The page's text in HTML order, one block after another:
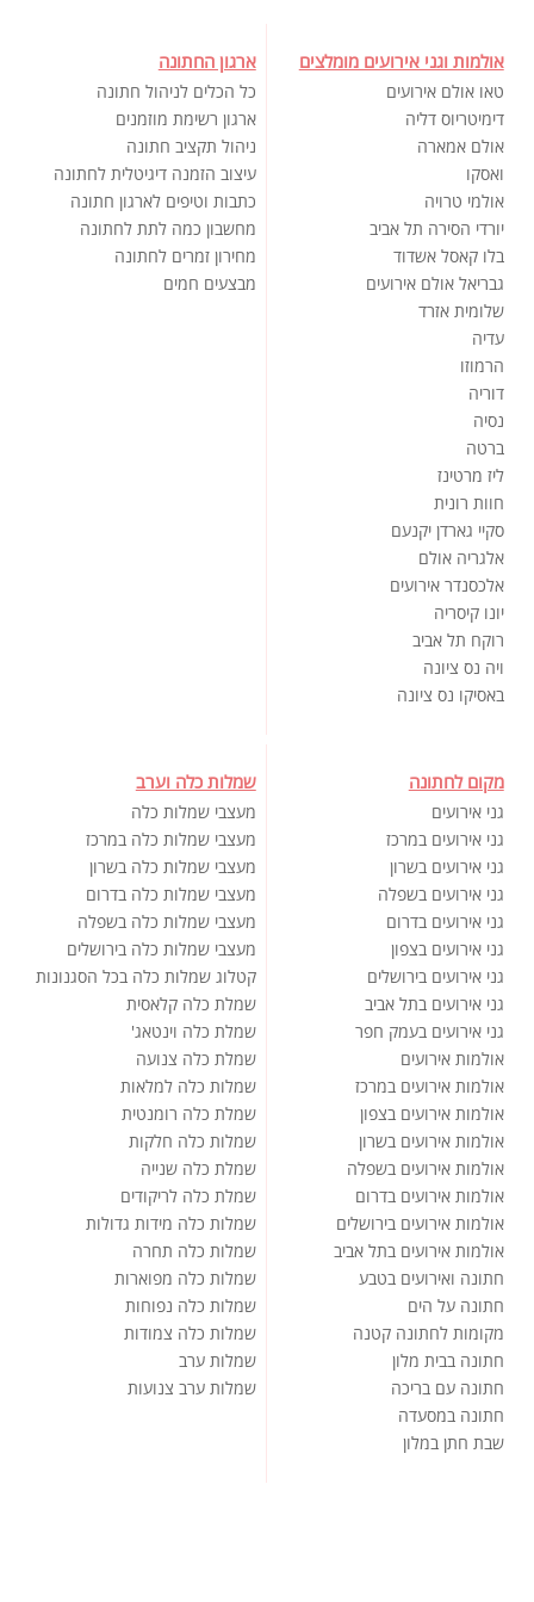
אולמות וגני אירועים מומלצים
טאו אולם אירועים
דימיטריוס דליה
אולם אמארה
ואסקו
אולמי טרויה
יורדי הסירה תל אביב
בלו קאסל אשדוד
גבריאל אולם אירועים
שלומית אזרד
עדיה
הרמוזו
דוריה
נסיה
ברטה
ליז מרטינז
חוות רונית
סקיי גארדן יקנעם
אלגריה אולם
אלכסנדר אירועים
יונו קיסריה
רוקח תל אביב
ויה נס ציונה
באסיקו נס ציונה
ארגון החתונה
כל הכלים לניהול חתונה
ארגון רשימת מוזמנים
ניהול תקציב חתונה
עיצוב הזמנה דיגיטלית לחתונה
כתבות וטיפים לארגון חתונה
מחשבון כמה לתת לחתונה
מחירון זמרים לחתונה
מבצעים חמים
מקום לחתונה
גני אירועים
גני אירועים במרכז
גני אירועים בשרון
גני אירועים בשפלה
גני אירועים בדרום
גני אירועים בצפון
גני אירועים בירושלים
גני אירועים בתל אביב
גני אירועים בעמק חפר
אולמות אירועים
אולמות אירועים במרכז
אולמות אירועים בצפון
אולמות אירועים בשרון
אולמות אירועים בשפלה
אולמות אירועים בדרום
אולמות אירועים בירושלים
אולמות אירועים בתל אביב
חתונה ואירועים בטבע
חתונה על הים
מקומות לחתונה קטנה
חתונה בבית מלון
חתונה עם בריכה
חתונה במסעדה
שבת חתן במלון
שמלות כלה וערב
מעצבי שמלות כלה
מעצבי שמלות כלה במרכז
מעצבי שמלות כלה בשרון
מעצבי שמלות כלה בדרום
מעצבי שמלות כלה בשפלה
מעצבי שמלות כלה בירושלים
קטלוג שמלות כלה בכל הסגנונות
שמלת כלה קלאסית
שמלת כלה וינטאג'
שמלת כלה צנועה
שמלות כלה למלאות
שמלת כלה רומנטית
שמלות כלה חלקות
שמלת כלה שנייה
שמלת כלה לריקודים
שמלות כלה מידות גדולות
שמלות כלה תחרה
שמלות כלה מפוארות
שמלות כלה נפוחות
שמלות כלה צמודות
שמלות ערב
שמלות ערב צנועות